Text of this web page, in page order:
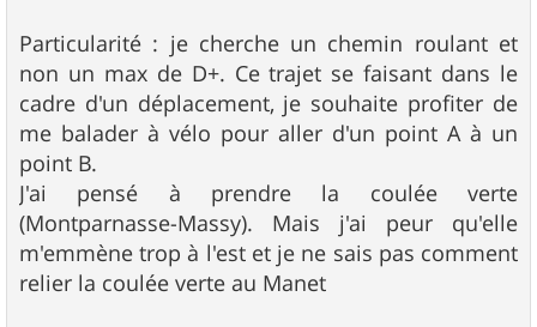
Particularité : je cherche un chemin roulant et
non un max de D+. Ce trajet se faisant dans le
cadre d'un déplacement, je souhaite profiter de
me balader à vélo pour aller d'un point A à un
point B.
J'ai pensé à prendre la coulée verte
(Montparnasse-Massy). Mais j'ai peur qu'elle
m'emmène trop à l'est et je ne sais pas comment
relier la coulée verte au Manet